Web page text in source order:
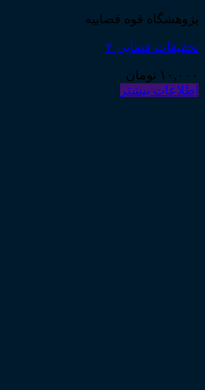
پژوهشگاه قوه قضاییه
تحقیقات قضایی ۴
۱۰,۰۰۰ تومان
اطلاعات بیشتر